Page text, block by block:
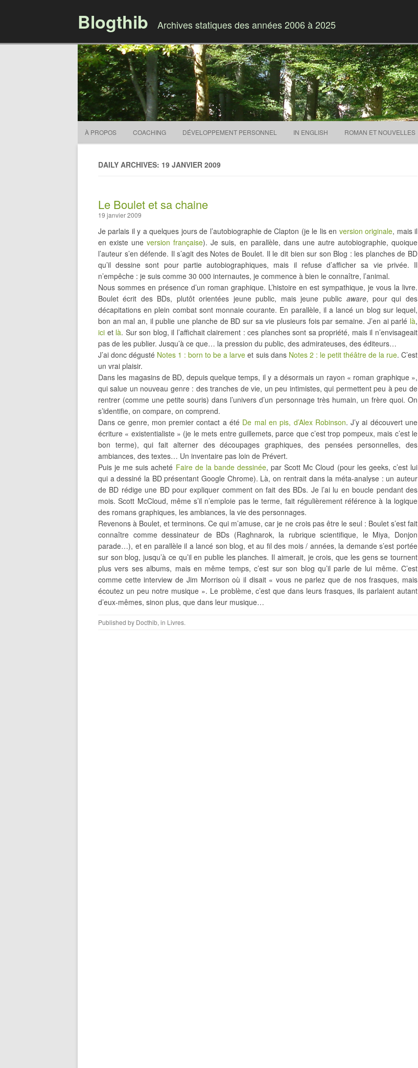
Blogthib Archives statiques des années 2006 à 2025
À PROPOS COACHING DÉVELOPPEMENT PERSONNEL IN ENGLISH ROMAN ET NOUVELLES
DAILY ARCHIVES: 19 JANVIER 2009
Le Boulet et sa chaine
19 janvier 2009
Je parlais il y a quelques jours de l’autobiographie de Clapton (je le lis en version originale, mais il
en existe uneversion française). Je suis, en parallèle, dans une autre autobiographie, quoique
l’auteur s’en défende. Il s’agit des Notes de Boulet. Il le dit bien sur son Blog : les planches de BD
qu’il dessine sont pour partie autobiographiques, mais il refuse d’afficher sa vie privée. Il
n’empêche : je suis comme 30 000 internautes, je commence à bien le connaître, l’animal.
Nous sommes en présence d’un roman graphique. L’histoire en est sympathique, je vous la livre.
Boulet écrit des BDs, plutôt orientées jeune public, mais jeune public aware, pour qui des
décapitations en plein combat sont monnaie courante. En parallèle, il a lancé un blog sur lequel,
bon an mal an, il publie une planche de BD sur sa vie plusieurs fois par semaine. J’en ai parlé là,
ici et là. Sur son blog, il l’affichait clairement : ces planches sont sa propriété, mais il n’envisageait
pas de les publier. Jusqu’à ce que… la pression du public, des admirateuses, des éditeurs…
J’ai donc dégusté Notes 1 : born to be a larve et suis dans Notes 2 : le petit théâtre de la rue. C’est
un vrai plaisir.
Dans les magasins de BD, depuis quelque temps, il y a désormais un rayon « roman graphique »,
qui salue un nouveau genre : des tranches de vie, un peu intimistes, qui permettent peu à peu de
rentrer (comme une petite souris) dans l’univers d’un personnage très humain, un frère quoi. On
s’identifie, on compare, on comprend.
Dans ce genre, mon premier contact a été De mal en pis, d’Alex Robinson. J’y ai découvert une
écriture « existentialiste » (je le mets entre guillemets, parce que c’est trop pompeux, mais c’est le
bon terme), qui fait alterner des découpages graphiques, des pensées personnelles, des
ambiances, des textes… Un inventaire pas loin de Prévert.
Puis je me suis acheté Faire de la bande dessinée, par Scott Mc Cloud (pour les geeks, c’est lui
qui a dessiné la BD présentant Google Chrome). Là, on rentrait dans la méta-analyse : un auteur
de BD rédige une BD pour expliquer comment on fait des BDs. Je l’ai lu en boucle pendant des
mois. Scott McCloud, même s’il n’emploie pas le terme, fait régulièrement référence à la logique
des romans graphiques, les ambiances, la vie des personnages.
Revenons à Boulet, et terminons. Ce qui m’amuse, car je ne crois pas être le seul : Boulet s’est fait
connaître comme dessinateur de BDs (Raghnarok, la rubrique scientifique, le Miya, Donjon
parade…), et en parallèle il a lancé son blog, et au fil des mois / années, la demande s’est portée
sur son blog, jusqu’à ce qu’il en publie les planches. Il aimerait, je crois, que les gens se tournent
plus vers ses albums, mais en même temps, c’est sur son blog qu’il parle de lui même. C’est
comme cette interview de Jim Morrison où il disait « vous ne parlez que de nos frasques, mais
écoutez un peu notre musique ». Le problème, c’est que dans leurs frasques, ils parlaient autant
d’eux-mêmes, sinon plus, que dans leur musique…
Published by Docthib, in Livres.